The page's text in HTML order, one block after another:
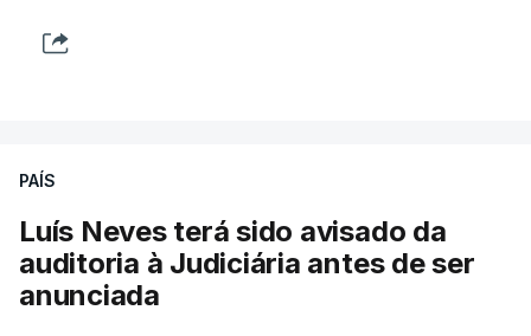
PAÍS
Luís Neves terá sido avisado da
auditoria à Judiciária antes de ser
anunciada